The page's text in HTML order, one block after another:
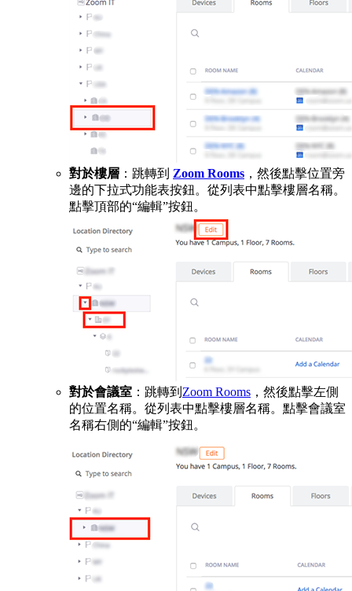
對於樓層 ：跳轉到 Zoom Rooms ，然後點擊位置旁
邊的下拉式功能表按鈕。從列表中點擊樓層名稱。
點擊頂部的“編輯”按鈕。
對於會議室 ：跳轉到 Zoom Rooms ，然後點擊左側
的位置名稱。從列表中點擊樓層名稱。點擊會議室
名稱右側的“編輯”按鈕。